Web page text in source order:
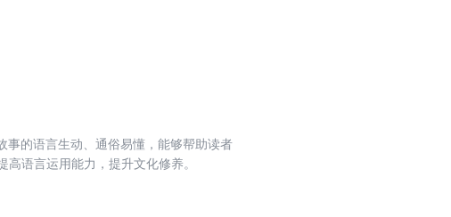
。关于本经之注疏，有略疏刊定记十五
（复庵）、华严经纲要八十卷（德清）
事的语言生动、通俗易懂，能够帮助读者
语言运用能力，提升文化修养。